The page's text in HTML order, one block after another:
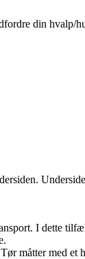
din hvalp/
I dette
måtter med